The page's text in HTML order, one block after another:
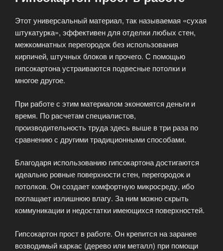
Этот универсальный материал, так называемая «сухая
штукатурка», эффективен для отделки любых стен,
межкомнатных перегородок без использования
кирпичей, штучных блоков и прочего. С помощью
гипсокартона устраиваются подвесные потолки и
многое другое.
При работе с этим материалом экономятся деньги и
время. По расчетам специалистов,
производительность труда здесь выше в три раза по
сравнению с другими традиционными способами.
Благодаря использованию гипсокартона достигаются
идеально ровные поверхности стен, перегородок и
потолков. Он создает комфортную микросреду, ибо
поглащает излишнюю влагу. За ним можно скрыть
коммуникации и недостатки имеющихся поверхностей.
Гипсокартон прост в работе. Он крепится на заранее
возводимый каркас (дерево или металл) при помощи